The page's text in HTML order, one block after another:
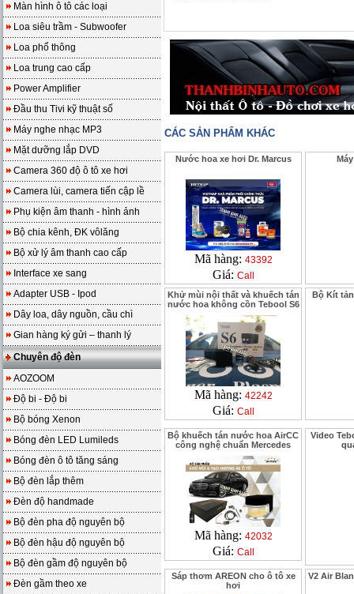
Màn hình ô tô các loại
Loa siêu trầm - Subwoofer
Loa phổ thông
Loa trung cao cấp
Power Amplifier
Đầu thu Tivi kỹ thuật số
Máy nghe nhạc MP3
Mặt dưỡng lắp DVD
Camera 360 độ ô tô xe hơi
Camera lùi, camera tiến cập lề
Phụ kiện âm thanh - hình ảnh
Bộ chia kênh, ĐK vôlăng
Bộ xử lý âm thanh cao cấp
Interface xe sang
Adapter USB - Ipod
Dây loa, dây nguồn, cầu chì
Gian hàng ký gửi – thanh lý
Chuyên độ đèn
AOZOOM
Độ bi - Độ bi
Bộ bóng Xenon
Bóng đèn LED Lumileds
Bóng đèn ô tô tăng sáng
Bộ đèn lắp thêm
Đèn độ handmade
Bộ đèn pha độ nguyên bộ
Bộ đèn hậu độ nguyên bộ
Bộ đèn gầm độ nguyên bộ
Đèn gầm theo xe
CÁC SẢN PHẨM KHÁC
Nước hoa xe hơi Dr. Marcus
Mã hàng: 43392
Giá: Call
Khử mùi nội thất và khuếch tán
nước hoa không cồn Tebool S6
Mã hàng: 42242
Giá: Call
Bộ Kít
Bộ khuếch tán nước hoa AirCC
công nghệ chuẩn Mercedes
Mã hàng: 42032
Giá: Call
Video
Sáp thơm AREON cho ô tô xe
hơi
V2 Air